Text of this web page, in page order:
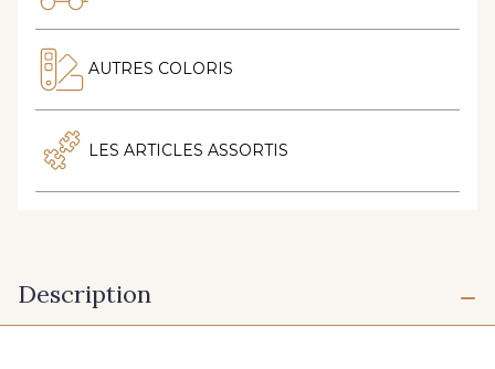
AUTRES COLORIS
LES ARTICLES ASSORTIS
Description